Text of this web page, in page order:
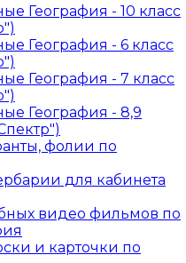
География - 10 класс
География - 6 класс
География - 7 класс
География - 8,9
фолии по
для кабинета
видео фильмов по
и карточки по